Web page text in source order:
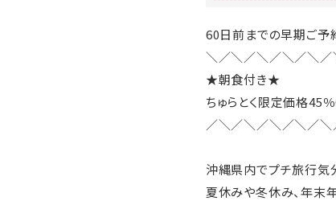
60日前までの早期ご予
＼／＼／＼／＼／＼／
★朝食付き★
ちゅらとく限定価格45％
／＼／＼／＼／＼／＼
沖縄県内でプチ旅行気
夏休みや冬休み、年末